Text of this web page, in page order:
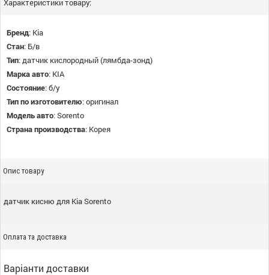
Характеристики товару:
Бренд: Kia
Стан: Б/в
Тип:датчик кислородный (лямбда-зонд)
Марка авто: KIA
Состояние:б/у
Тип по изготовителю:оригинал
Модель авто:Sorento
Страна производства: Корея
Опис товару
датчик кисню для Kia Sorento
Оплата та доставка
Варіанти доставки